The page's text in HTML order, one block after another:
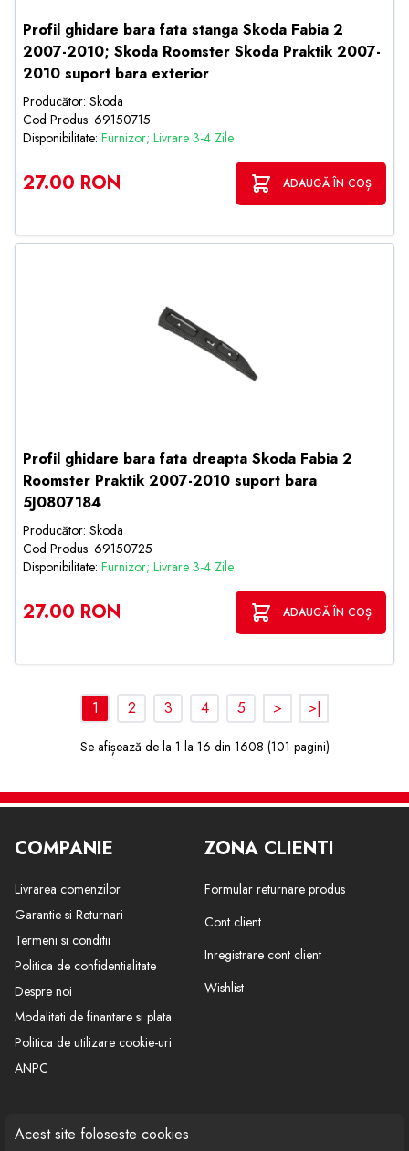
Acest site foloseste cookies
Profil ghidare bara fata stanga Skoda Fabia 2
2007-2010; Skoda Roomster Skoda Praktik 2007-
2010 suport bara exterior
Producător: Skoda
Cod Produs: 69150715
Disponibilitate: Furnizor; Livrare 3-4 Zile
27.00 RON ADAUGĂ ÎN COȘ
Profil ghidare bara fata dreapta Skoda Fabia 2
Roomster Praktik 2007-2010 suport bara
5J0807184
Producător: Skoda
Cod Produs: 69150725
Disponibilitate: Furnizor; Livrare 3-4 Zile
27.00 RON ADAUGĂ ÎN COȘ
1 2 3 4 5 > >|
Se afișează de la 1 la 16 din 1608 (101 pagini)
COMPANIE
Livrarea comenzilor
Garantie si Returnari
Termeni si conditii
Politica de confidentialitate
Despre noi
Modalitati de finantare si plata
Politica de utilizare cookie-uri
ANPC
ZONA CLIENTI
Formular returnare produs
Cont client
Inregistrare cont client
Wishlist
CONTACT